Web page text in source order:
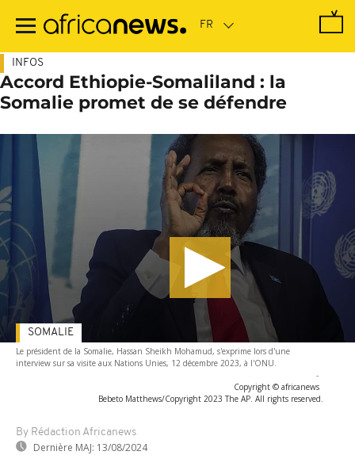
contenu
INFOS
Accord Ethiopie-Somaliland : la
Somalie promet de se défendre
Le président de la Somalie, Hassan Sheikh Mohamud, s'exprime lors d'une
interview sur sa visite aux Nations Unies, 12 décembre 2023, à l'ONU.
-
Copyright © africanews
Bebeto Matthews/Copyright 2023 The AP. All rights reserved.
By Rédaction Africanews
Dernière MAJ: 13/08/2024
SOMALIE